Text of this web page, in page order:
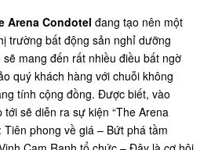
Arena Condotel đang tạo nên một
trường bất động sản nghỉ dưỡng
mang đến rất nhiều điều bất ngờ
quý khách hàng với chuỗi không
tính cộng đồng. Được biết, vào
tới sẽ diễn ra sự kiện “The Arena
phong về giá – Bứt phá tầm